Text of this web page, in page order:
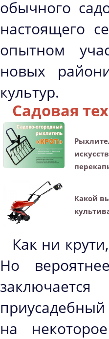
обычного
настоящего
опытном
новых
культур.
Садовая
Какой
Как ни
Но
приусадебный
на